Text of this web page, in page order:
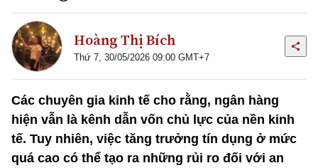
Hoàng Thị Bích
Thứ 7, 30/05/2026 09:00 GMT+7
Các chuyên gia kinh tế cho rằng, ngân hàng
hiện vẫn là kênh dẫn vốn chủ lực của nền kinh
tế. Tuy nhiên, việc tăng trưởng tín dụng ở mức
quá cao có thể tạo ra những rủi ro đối với an